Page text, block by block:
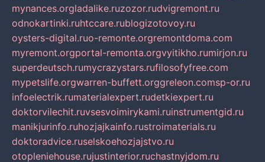
mynances.orgladalike.ruzozor.rudvigremont.ru
odnokartinki.ruhtccare.rublogizotovoy.ru
oysters-digital.ruo-remonte.orgremontdoma.com
myremont.orgportal-remonta.orgvyitikho.rumirjon.ru
superdeutsch.rumycrazystars.rufilosofyfree.com
mypetslife.orgwarren-buffett.orggreleon.comsp-or.ru
infoelectrik.rumaterialexpert.rudetkiexpert.ru
doktorvilechit.ruvsesvoimirykami.ruinstrumentgid.ru
manikjurinfo.ruhozjajkainfo.rustroimaterials.ru
doktoradvice.ruselskoehozjajstvo.ru
otopleniehouse.rujustinterior.ruchastnyjdom.ru